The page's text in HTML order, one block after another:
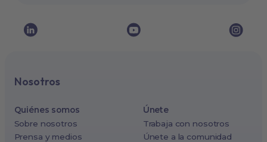
Nosotros
Quiénes somos
Sobre nosotros
Prensa y medios
Únete
Trabaja con nosotros
Únete a la comunidad